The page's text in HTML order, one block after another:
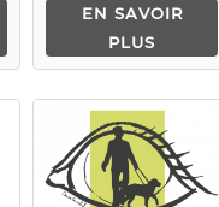
EN SAVOIR
PLUS